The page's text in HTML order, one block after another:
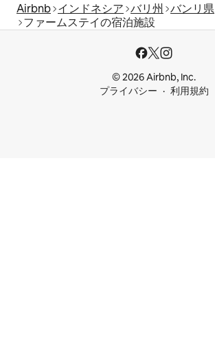
Airbnb インドネシア バリ州
バンリ県
ファームステイの宿泊施設
© 2026 Airbnb, Inc.
プライバシー
利用規約